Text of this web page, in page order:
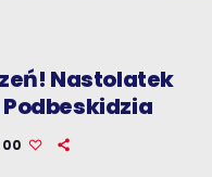
Nastolatek